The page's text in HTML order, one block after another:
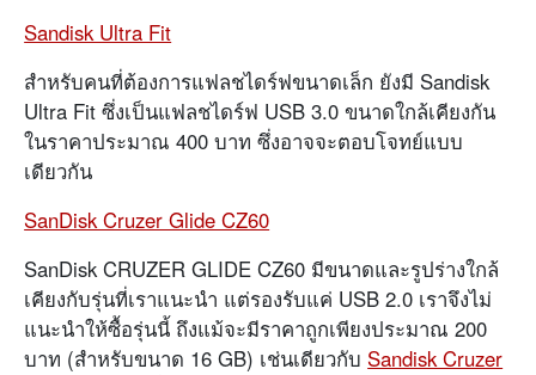
Sandisk Ultra Fit
สำหรับคนที่ต้องการแฟลชไดร์ฟขนาดเล็ก ยังมี Sandisk
Ultra Fit ซึ่งเป็นแฟลชไดร์ฟ USB 3.0 ขนาดใกล้เคียงกัน
ในราคาประมาณ 400 บาท ซึ่งอาจจะตอบโจทย์แบบ
เดียวกัน
SanDisk Cruzer Glide CZ60
SanDisk CRUZER GLIDE CZ60 มีขนาดและรูปร่างใกล้
เคียงกับรุ่นที่เราแนะนำ แต่รองรับแค่ USB 2.0 เราจึงไม่
แนะนำให้ซื้อรุ่นนี้ ถึงแม้จะมีราคาถูกเพียงประมาณ 200
บาท (สำหรับขนาด 16 GB) เช่นเดียวกับ Sandisk Cruzer